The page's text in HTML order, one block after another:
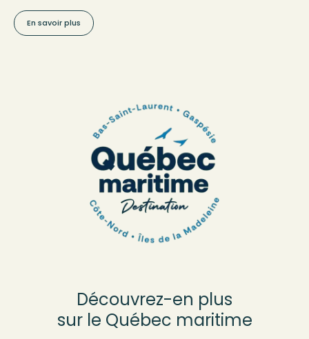
En savoir plus
Découvrez-en plus
sur le Québec maritime